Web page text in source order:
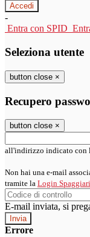
-
Entra con SPID
Seleziona utente
button close ×
Recupero
button close ×
all'indirizzo indicato con
Non hai una e-mail
tramite la Login Spaggiari
E-mail inviata, si
Errore